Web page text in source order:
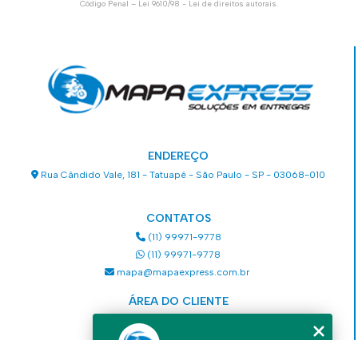
Código Penal – Lei 9610/98 - Lei de direitos autorais.
ENDEREÇO
Rua Cândido Vale, 181 - Tatuapé - São Paulo - SP - 03068-010
CONTATOS
(11) 99971-9778
(11) 99971-9778
mapa@mapaexpress.com.br
ÁREA DO CLIENTE